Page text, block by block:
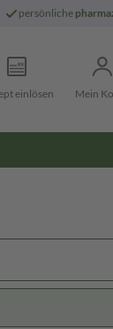
persönliche
einlösen Mein